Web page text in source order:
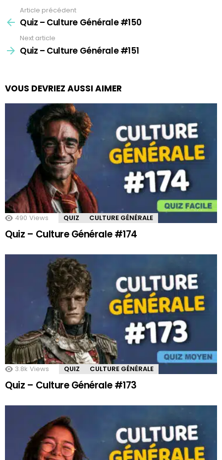
more
Article précédent
Quiz – Culture Générale #150
Next article
Quiz – Culture Générale #151
VOUS DEVRIEZ AUSSI AIMER
490 Views QUIZ CULTURE GÉNÉRALE
Quiz – Culture Générale #174
3.8k Views QUIZ CULTURE GÉNÉRALE
Quiz – Culture Générale #173